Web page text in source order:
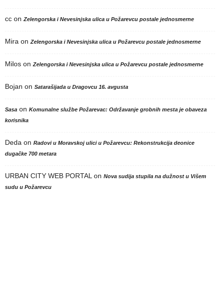
cc on Zelengorska i Nevesinjska ulica u Požarevcu postale jednosmerne
Mira on Zelengorska i Nevesinjska ulica u Požarevcu postale jednosmerne
Milos on Zelengorska i Nevesinjska ulica u Požarevcu postale jednosmerne
Bojan on Satarašijada u Dragovcu 16. avgusta
Sasa on Komunalne službe Požarevac: Održavanje grobnih mesta je obaveza
korisnika
Deda on Radovi u Moravskoj ulici u Požarevcu: Rekonstrukcija deonice
dugačke 700 metara
URBAN CITY WEB PORTAL on Nova sudija stupila na dužnost u Višem
sudu u Požarevcu